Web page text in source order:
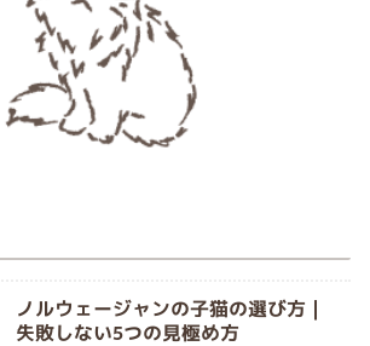
ノルウェージャンの子猫の選び方｜
失敗しない5つの見極め方